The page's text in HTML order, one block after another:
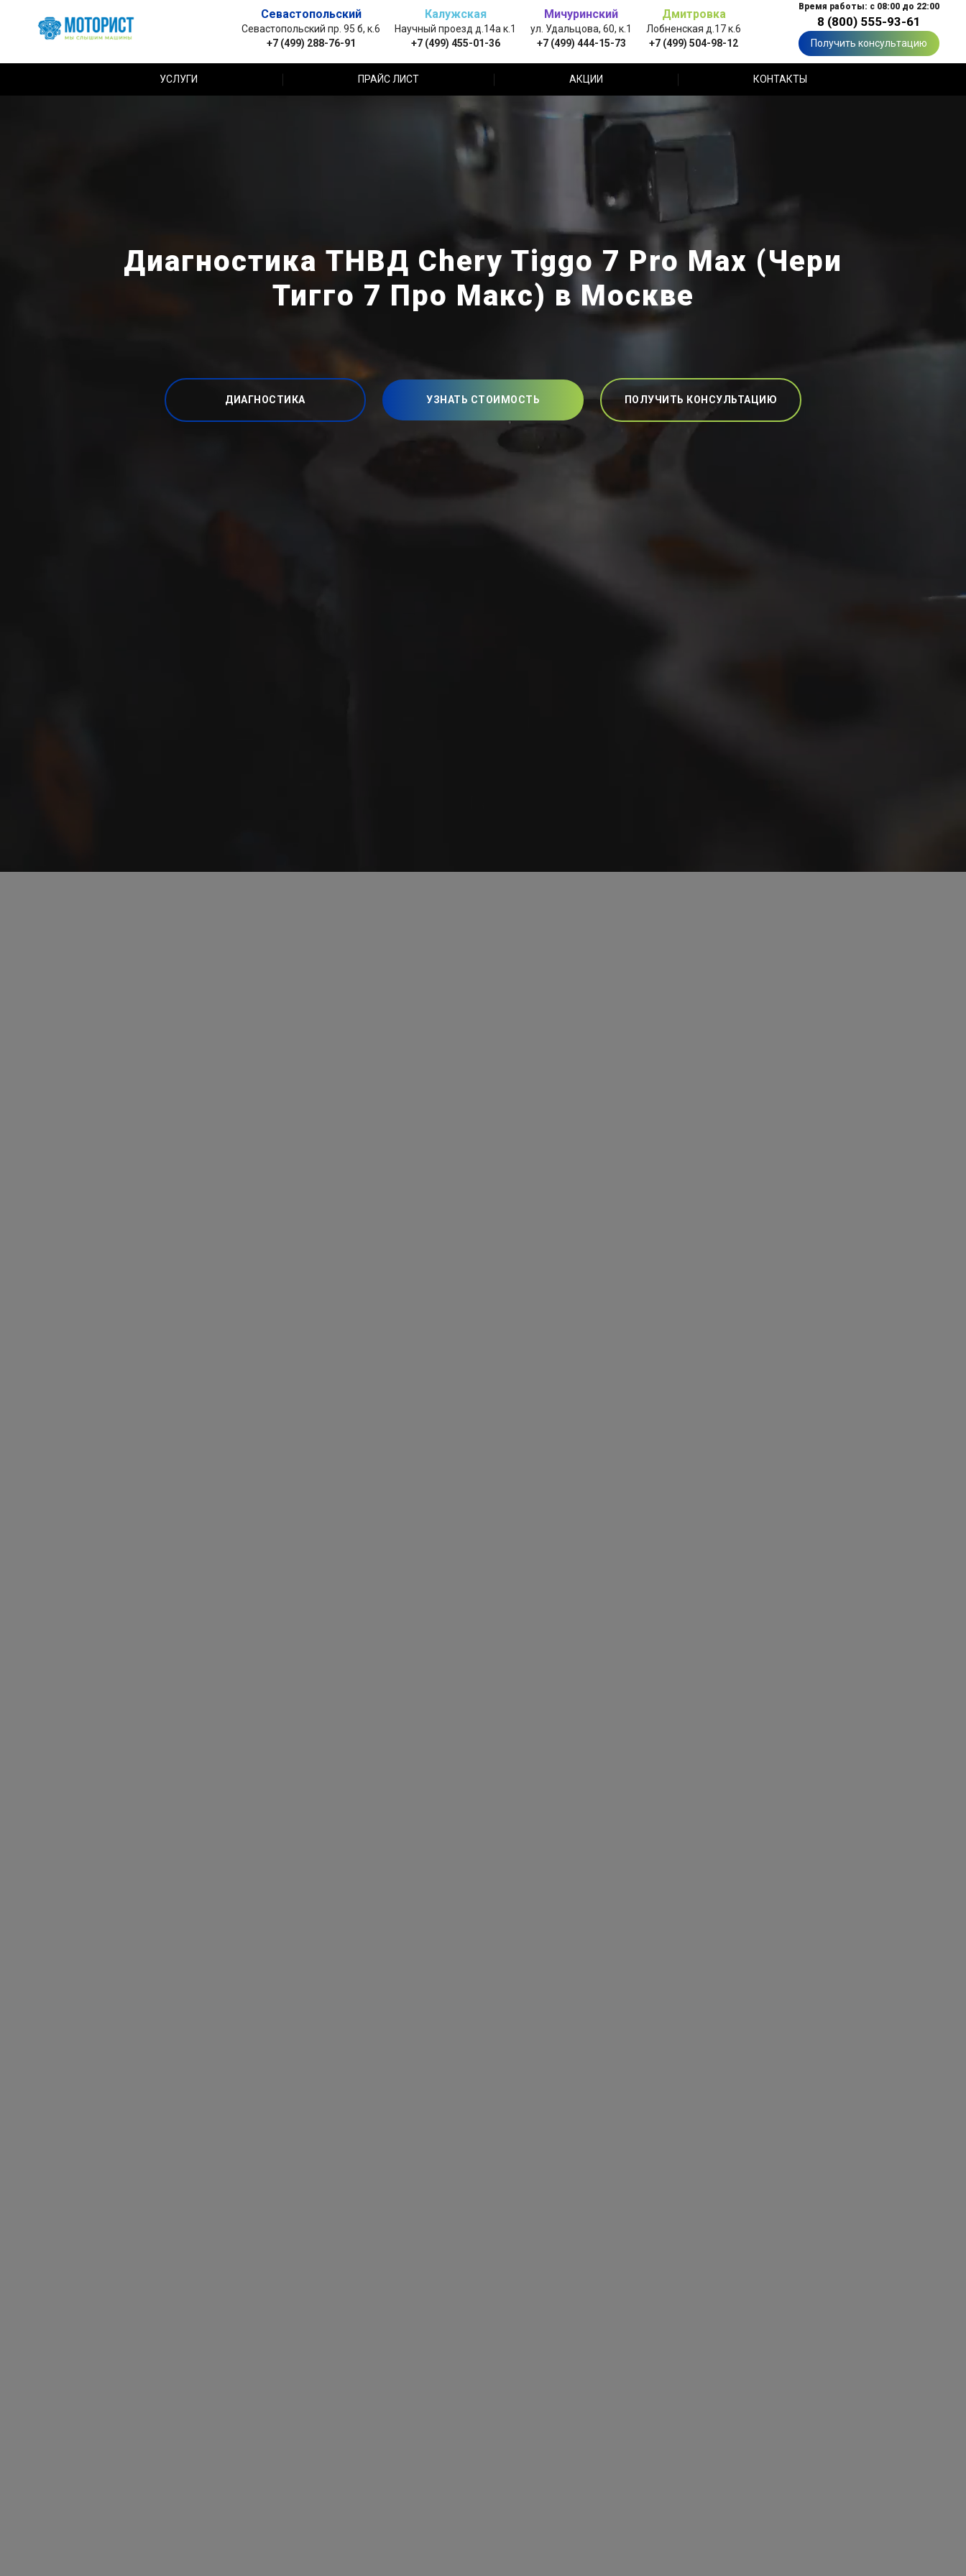
Севастопольский
Севастопольский пр. 95 б, к.6
+7 (499) 288-76-91
Калужская
Научный проезд д.14а к.1
+7 (499) 455-01-36
Мичуринский
ул. Удальцова, 60, к.1
+7 (499) 444-15-73
Дмитровка
Лобненская д.17 к.6
+7 (499) 504-98-12
Время работы: с 08:00 до 22:00
8 (800) 555-93-61
Получить консультацию
УСЛУГИ ПРАЙС ЛИСТ АКЦИИ КОНТАКТЫ
Диагностика ТНВД Chery Tiggo 7 Pro Max (Чери
Тигго 7 Про Макс) в Москве
ДИАГНОСТИКА УЗНАТЬ СТОИМОСТЬ ПОЛУЧИТЬ КОНСУЛЬТАЦИЮ